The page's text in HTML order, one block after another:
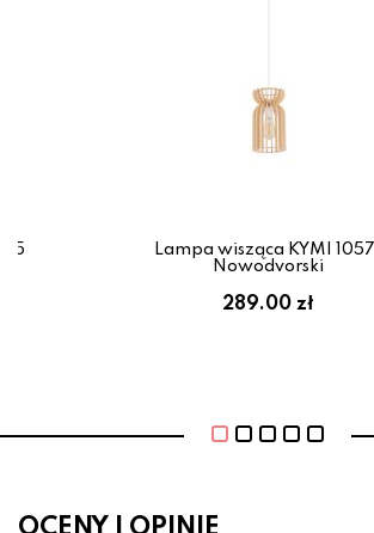
Lampa wisząca KYMI 10571
Nowodvorski
289.00 zł